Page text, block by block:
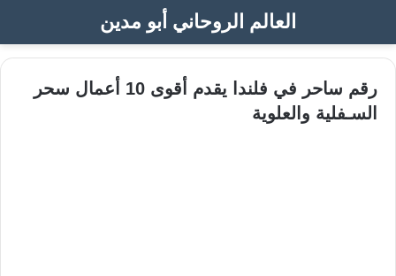
العالم الروحاني أبو مدين
رقم ساحر في فلندا يقدم أقوى 10 أعمال سحر
السـفلية والعلوية